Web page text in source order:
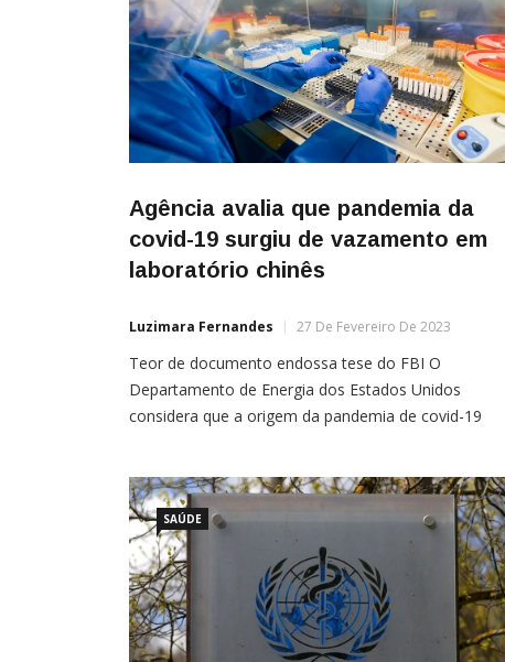
Agência avalia que pandemia da
covid-19 surgiu de vazamento em
laboratório chinês
Luzimara Fernandes 27 De Fevereiro De 2023
Teor de documento endossa tese do FBI O
Departamento de Energia dos Estados Unidos
considera que a origem da pandemia de covid-19
consta em um relatório de inteligência confidencial
recentemente fornecido à Casa Branca e aos
principais […]
SAÚDE